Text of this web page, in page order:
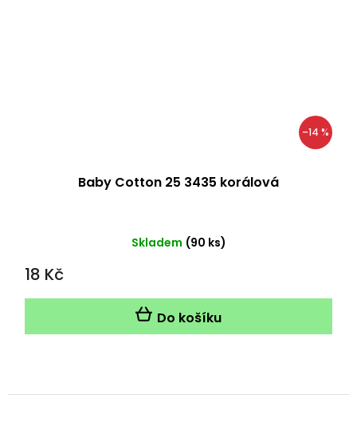
–14 %
Baby Cotton 25 3435 korálová
Skladem (90 ks)
18 Kč
Do košíku